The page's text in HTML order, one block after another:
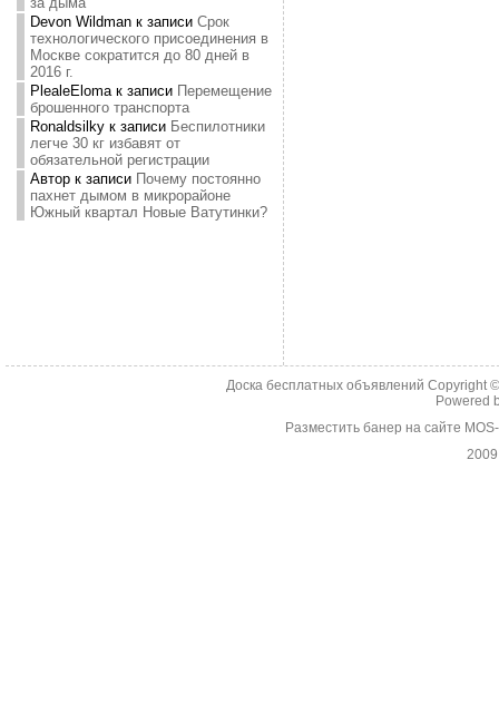
Devon Wildmanк записи Срок
технологического присоединения в
Москве сократится до 80 дней в
2016 г.
PlealeElomaк записи Перемещение
брошенного транспорта
Ronaldsilkyк записи Беспилотники
легче 30 кг избавят от
обязательной регистрации
Авторк записи Почему постоянно
пахнет дымом в микрорайоне
Южный квартал Новые Ватутинки?
Доска бесплатных объявлений Copyright
Powered
Разместить банер на сайте